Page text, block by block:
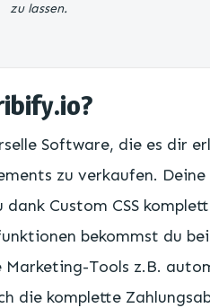
zu lassen.
Software, die es dir
zu verkaufen.
Custom CSS
bekommst du
Tools z.B.
die komplette